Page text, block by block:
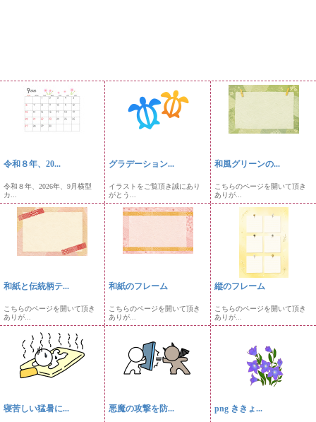
令和８年、20...
令和８年、2026年、9月横型
カ...
グラデーション...
イラストをご覧頂き誠にあり
がとう...
和風グリーンの...
こちらのページを開いて頂き
ありが...
和紙と伝統柄テ...
こちらのページを開いて頂き
ありが...
和紙のフレーム
こちらのページを開いて頂き
ありが...
縦のフレーム
こちらのページを開いて頂き
ありが...
寝苦しい猛暑に... 悪魔の攻撃を防... png ききょ...